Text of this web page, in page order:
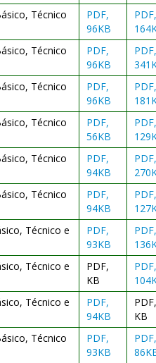
Técnico
PDF,
96KB
PDF,
Técnico
PDF,
96KB
PDF,
Técnico
PDF,
96KB
PDF,
Técnico
PDF,
56KB
PDF,
Técnico
PDF,
94KB
PDF,
Técnico
PDF,
94KB
PDF,
Técnico e
PDF,
93KB
PDF,
Técnico e
PDF,
KB
PDF,
Técnico e
PDF,
94KB
PDF,
KB
Técnico
PDF,
93KB
PDF,